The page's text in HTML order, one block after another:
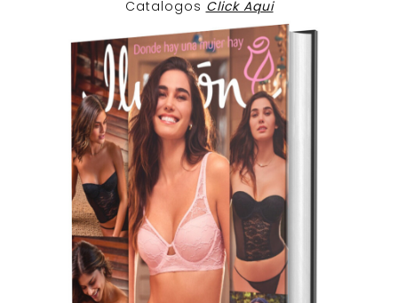
Catalogos Click Aqui